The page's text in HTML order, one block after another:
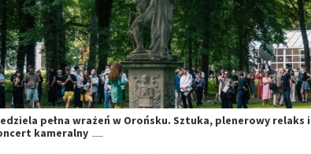
pełna wrażeń w Orońsku. Sztuka, plenerowy relaks i
kameralny